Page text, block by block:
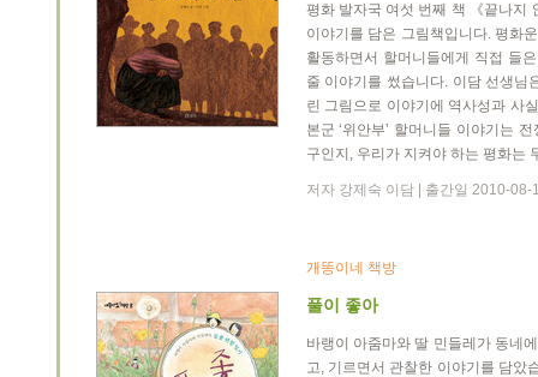
평화 발자국 여섯 번째 책 《끝나지
이야기를 담은 그림책입니다. 평화
활동하면서 할머니들에게 직접 들
줄 이야기를 썼습니다. 이담 선생님
린 그림으로 이야기에 역사성과 사
본군 ‘위안부’ 할머니들 이야기는
구인지, 우리가 지켜야 하는 평화는
저자 강제숙 이담 | 출간일 2010-
개똥이네 책방
풀이 좋아
바랭이 아줌마와 딸 민들레가 동네
고, 기르면서 관찰한 이야기를 담았